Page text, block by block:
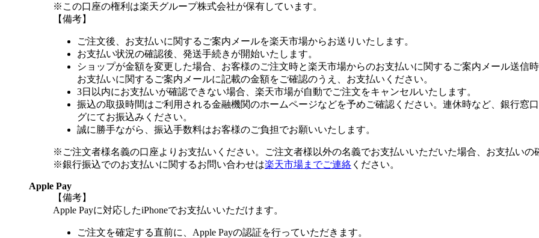
※この口座の権利は楽天グループ株式会社が保有しています。
【備考】
ご注文後、お支払いに関するご案内メールを楽天市場からお送りいたします。
お支払い状況の確認後、発送手続きが開始いたします。
ショップが金額を変更した場合、お客様のご注文時と楽天市場からのお支払いに関するご案内メール送信
お支払いに関するご案内メールに記載の金額をご確認のうえ、お支払いください。
3日以内にお支払いが確認できない場合、楽天市場が自動でご注文をキャンセルいたします。
振込の取扱時間はご利用される金融機関のホームページなどを予めご確認ください。連休時など、銀行窓
グにてお振込みください。
誠に勝手ながら、振込手数料はお客様のご負担でお願いいたします。
※ご注文者様名義の口座よりお支払いください。ご注文者様以外の名義でお支払いいただいた場合、お支払いの
※銀行振込でのお支払いに関するお問い合わせは楽天市場までご連絡 ください。
Apple Pay
【備考】
Apple Payに対応したiPhoneでお支払いいただけます。
ご注文を確定する直前に、Apple Payの認証を行っていただきます。